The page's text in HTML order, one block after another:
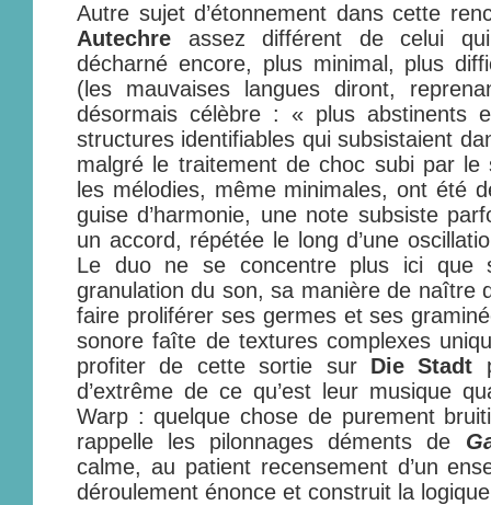
Autre sujet d’étonnement dans cette
Autechre assez différent de celui
décharné encore, plus minimal, plus
(les mauvaises langues diront,
désormais célèbre : « plus abstinents
structures identifiables qui subsistaient
malgré le traitement de choc subi par
les mélodies, même minimales, ont été
guise d’harmonie, une note subsiste
un accord, répétée le long d’une
Le duo ne se concentre plus ici que
granulation du son, sa manière de naître
faire proliférer ses germes et ses
sonore faîte de textures complexes
profiter de cette sortie sur Die Stadt
d’extrême de ce qu’est leur musique
Warp : quelque chose de purement
rappelle les pilonnages déments de
calme, au patient recensement d’un
déroulement énonce et construit la